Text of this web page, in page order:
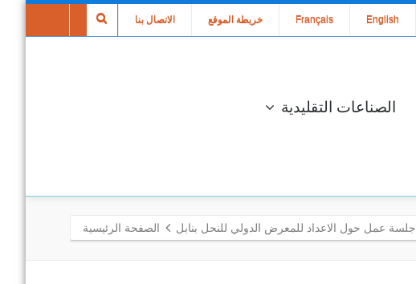
الاتصال بنا خريطة الموقع Français English
الصناعات التقليدية
جلسة عمل حول الاعداد للمعرض الدولي للنحل بنابل الصفحة الرئيسية